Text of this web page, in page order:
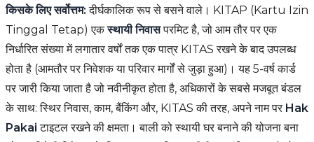
किसके लिए सर्वोत्तम: दीर्घकालिक रूप से बसने वाले। KITAP (Kartu Izin
Tinggal Tetap) एकस्थायी निवासपरमिट है, जो आम तौर पर एक
निर्धारित संख्या में लगातार वर्षों तक एक पात्र KITAS रखने के बाद उपलब्ध
होता है (आमतौर पर निवेशक या परिवार मार्गों से जुड़ा हुआ)। यह 5-वर्ष कार्ड
पर जारी किया जाता है जो नवीनीकृत होता है, अधिकारों के सबसे मजबूत बंडल
के साथ: स्थिर निवास, काम, बैंकिंग और, KITAS की तरह, अपने नाम पर Hak
Pakai टाइटल रखने की क्षमता। बाली को स्थायी घर बनाने की योजना बना